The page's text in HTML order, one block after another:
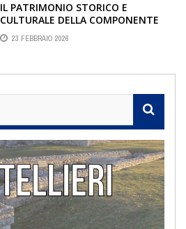
IL PATRIMONIO STORICO E
CULTURALE DELLA COMPONENTE
ITALIANA DELL’ADRIATICO
ORIENTALE
23 FEBBRAIO 2026